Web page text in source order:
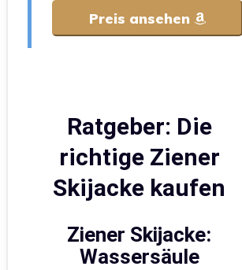
Preis ansehen
Ratgeber: Die
richtige Ziener
Skijacke kaufen
Ziener Skijacke:
Wassersäule